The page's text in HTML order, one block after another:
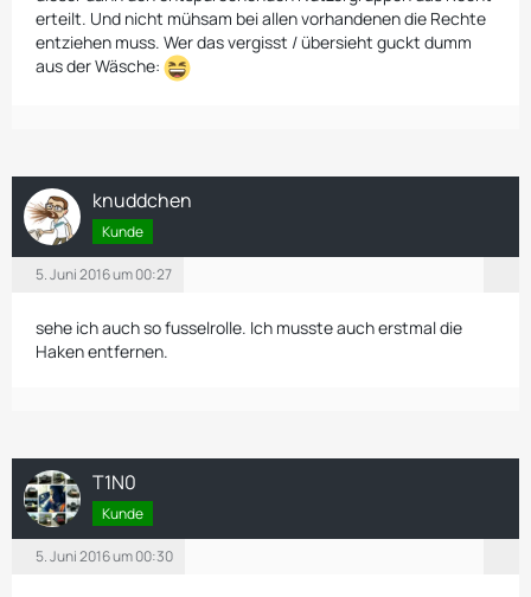
erteilt. Und nicht mühsam bei allen vorhandenen die Rechte
entziehen muss. Wer das vergisst / übersieht guckt dumm
aus der Wäsche:
knuddchen
Kunde
5. Juni 2016 um 00:27
sehe ich auch so fusselrolle. Ich musste auch erstmal die
Haken entfernen.
T1N0
Kunde
5. Juni 2016 um 00:30